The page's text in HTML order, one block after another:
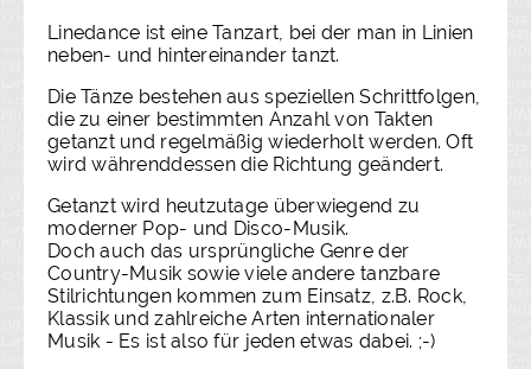
Linedance ist eine Tanzart, bei der man in Linien
neben- und hintereinander tanzt.
Die Tänze bestehen aus speziellen Schrittfolgen,
die zu einer bestimmten Anzahl von Takten
getanzt und regelmäßig wiederholt werden. Oft
wird währenddessen die Richtung geändert.
Getanzt wird heutzutage überwiegend zu
moderner Pop- und Disco-Musik.
Doch auch das ursprüngliche Genre der
Country-Musik sowie viele andere tanzbare
Stilrichtungen kommen zum Einsatz, z.B. Rock,
Klassik und zahlreiche Arten internationaler
Musik - Es ist also für jeden etwas dabei. ;-)